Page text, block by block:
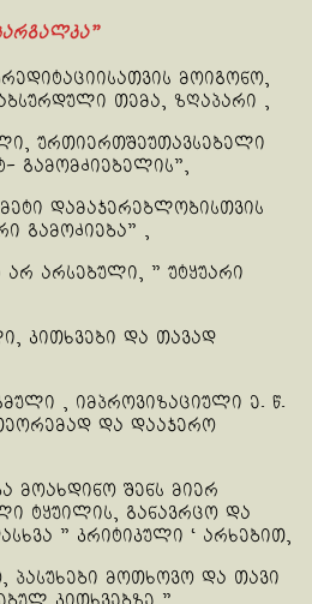
მოიგონო,
თემა, ზღაპარი ,
ურთიერთშეუთავსებელი
გამომძიებელის”,
დამაჯერებლობისთვის
გამოძიება” ,
არსებული, ” უტყუარი
კითხვები და თავად
, იმპროვიზაციული ე. წ.
და დააჯერო
მოახდინო შენს მიერ
ტყუილის, განავრცო და
” კრიტიკული ‘ არხებით,
პასუხები მოთხოვო და თავი